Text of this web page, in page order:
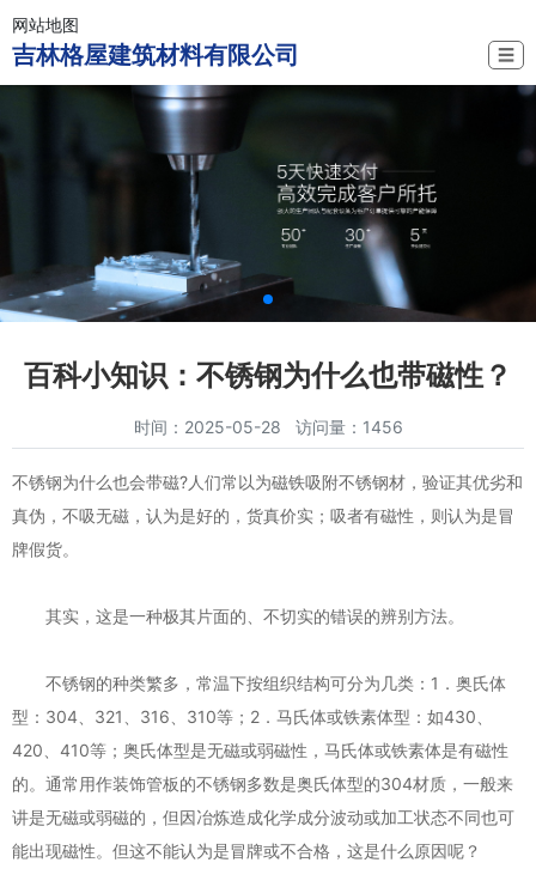
网站地图
吉林格屋建筑材料有限公司 ☰
百科小知识：不锈钢为什么也带磁性？
时间：2025-05-28 访问量：1456
不锈钢为什么也会带磁?人们常以为磁铁吸附不锈钢材，验证其优劣和
真伪，不吸无磁，认为是好的，货真价实；吸者有磁性，则认为是冒
牌假货。
其实，这是一种极其片面的、不切实的错误的辨别方法。
不锈钢的种类繁多，常温下按组织结构可分为几类：1．奥氏体
型：304、321、316、310等；2．马氏体或铁素体型：如430、
420、410等；奥氏体型是无磁或弱磁性，马氏体或铁素体是有磁性
的。通常用作装饰管板的不锈钢多数是奥氏体型的304材质，一般来
讲是无磁或弱磁的，但因冶炼造成化学成分波动或加工状态不同也可
能出现磁性。但这不能认为是冒牌或不合格，这是什么原因呢？